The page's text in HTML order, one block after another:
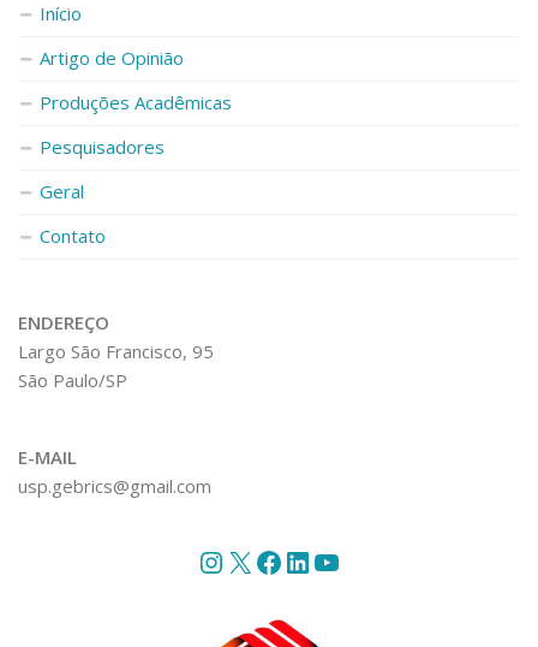
Início
Artigo de Opinião
Produções Acadêmicas
Pesquisadores
Geral
Contato
ENDEREÇO
Largo São Francisco, 95
São Paulo/SP
E-MAIL
usp.gebrics@gmail.com
Instagram
X Facebook
LinkedIn
YouTube